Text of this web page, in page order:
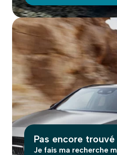
Pas encore
Je fais ma recherche